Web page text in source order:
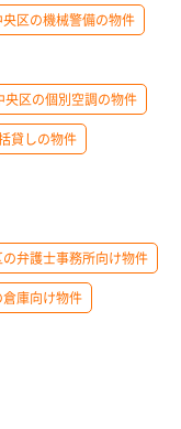
区の機械警備の物件
央区の個別空調の物件
貸しの物件
弁護士事務所向け物件
庫向け物件